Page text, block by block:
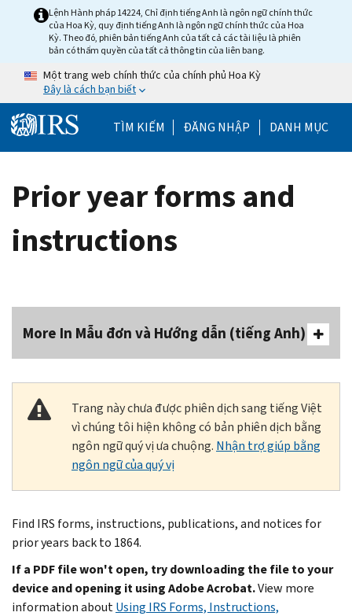
Skip to main content
Lệnh Hành pháp 14224, Chỉ định tiếng Anh là ngôn ngữ chính thức
của Hoa Kỳ, quy định tiếng Anh là ngôn ngữ chính thức của Hoa
Kỳ. Theo đó, phiên bản tiếng Anh của tất cả các tài liệu là phiên
bản có thẩm quyền của tất cả thông tin của liên bang.
Một trang web chính thức của chính phủ Hoa Kỳ
Đây là cách bạn biết
TÌM KIẾM Help Menu Mobile
ĐĂNG NHẬP DANH MỤC
Prior year forms and
instructions
More In Mẫu đơn và Hướng dẫn (tiếng Anh)
Trang này chưa được phiên dịch sang tiếng Việt
vì chúng tôi hiện không có bản phiên dịch bằng
ngôn ngữ quý vị ưa chuộng. Nhận trợ giúp bằng
ngôn ngữ của quý vị
Find IRS forms, instructions, publications, and notices for
prior years back to 1864.
If a PDF file won't open, try downloading the file to your
device and opening it using Adobe Acrobat.View more
information aboutUsing IRS Forms, Instructions,